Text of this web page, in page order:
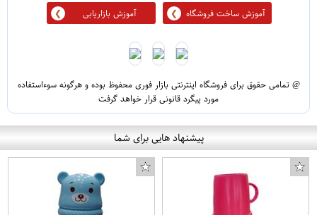
آموزش ساخت فروشگاه آموزش بازاریابی
@ تمامی حقوق برای فروشگاه اینترنتی بازار فوری محفوظ بوده و هرگونه سوءاستفاده
مورد پیگرد قانونی قرار خواهد گرفت
پیشنهاد هایی برای شما